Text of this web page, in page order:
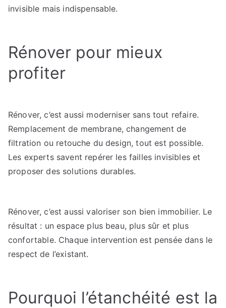
invisible mais indispensable.
Rénover pour mieux
profiter
Rénover, c’est aussi moderniser sans tout refaire.
Remplacement de membrane, changement de
filtration ou retouche du design, tout est possible.
Les experts savent repérer les failles invisibles et
proposer des solutions durables.
Rénover, c’est aussi valoriser son bien immobilier. Le
résultat : un espace plus beau, plus sûr et plus
confortable. Chaque intervention est pensée dans le
respect de l’existant.
Pourquoi l’étanchéité est la